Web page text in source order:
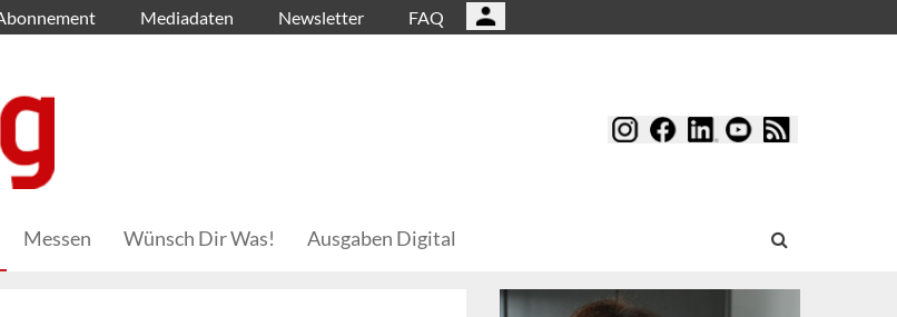
Mediadaten Newsletter FAQ
Messen Wünsch Dir Was! Ausgaben Digital